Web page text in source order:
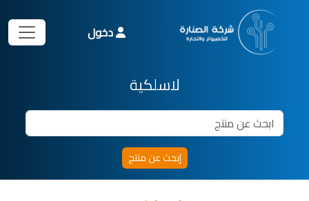
دخول
لاسلكية